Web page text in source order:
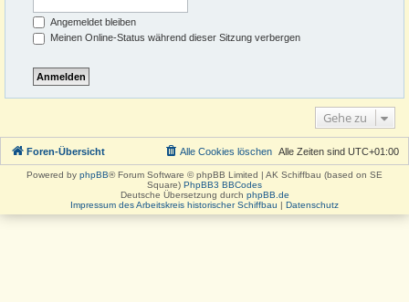
Angemeldet bleiben
Meinen Online-Status während dieser Sitzung verbergen
Gehe zu
Foren-Übersicht Alle Zeiten sind UTC+01:00
Alle Cookies löschen
Powered by phpBB® Forum Software © phpBB Limited | AK Schiffbau (based on SE
Square) PhpBB3 BBCodes
Deutsche Übersetzung durch phpBB.de
Impressum des Arbeitskreis historischer Schiffbau | Datenschutz